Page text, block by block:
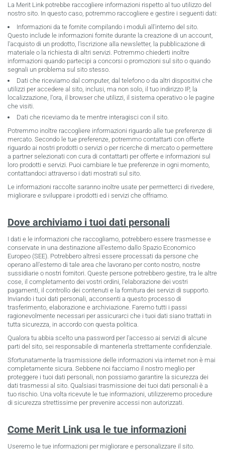
La Merit Link potrebbe raccogliere informazioni rispetto al tuo utilizzo del
nostro sito. In questo caso, potremmo raccogliere e gestire i seguenti dati:
Informazioni da te fornite compilando i moduli all'interno del sito.
Questo include le informazioni fornite durante la creazione di un account,
l'acquisto di un prodotto, l'iscrizione alla newsletter, la pubblicazione di
materiale o la richiesta di altri servizi. Potremmo chiederti inoltre
informazioni quando partecipi a concorsi o promozioni sul sito o quando
segnali un problema sul sito stesso.
Dati che riceviamo dal computer, dal telefono o da altri dispositivi che
utilizzi per accedere al sito, inclusi, ma non solo, il tuo indirizzo IP, la
localizzazione, l'ora, il browser che utilizzi, il sistema operativo o le pagine
che visiti.
Dati che riceviamo da te mentre interagisci con il sito.
Potremmo inoltre raccogliere informazioni riguardo alle tue preferenze di
mercato. Secondo le tue preferenze, potremmo contattarti con offerte
riguardo ai nostri prodotti o servizi o per ricerche di mercato o permettere
a partner selezionati con cura di contattarti per offerte e informazioni sul
loro prodotti e servizi. Puoi cambiare le tue preferenze in ogni momento,
contattandoci attraverso i dati mostrati sul sito.
Le informazioni raccolte saranno inoltre usate per permetterci di rivedere,
migliorare e sviluppare i prodotti ed i servizi che offriamo.
Dove archiviamo i tuoi dati personali
I dati e le informazioni che raccogliamo, potrebbero essere trasmesse e
conservate in una destinazione all'esterno dallo Spazio Economico
Europeo (SEE). Potrebbero altresì essere processati da persone che
operano all'esterno di tale area che lavorano per conto nostro, nostre
sussidiarie o nostri fornitori. Queste persone potrebbero gestire, tra le altre
cose, il completamento dei vostri ordini, l'elaborazione dei vostri
pagamenti, il controllo dei contenuti e la fornitura dei servizi di supporto.
Inviando i tuoi dati personali, acconsenti a questo processo di
trasferimento, elaborazione e archiviazione. Faremo tutti i passi
ragionevolmente necessari per assicurarci che i tuoi dati siano trattati in
tutta sicurezza, in accordo con questa politica.
Qualora tu abbia scelto una password per l'accesso ai servizi di alcune
parti del sito, sei responsabile di mantenerla strettamente confidenziale.
Sfortunatamente la trasmissione delle informazioni via internet non è mai
completamente sicura. Sebbene noi facciamo il nostro meglio per
proteggere i tuoi dati personali, non possiamo garantire la sicurezza dei
dati trasmessi al sito. Qualsiasi trasmissione dei tuoi dati personali è a
tuo rischio. Una volta ricevute le tue informazioni, utilizzeremo procedure
di sicurezza strettissime per prevenire accessi non autorizzati.
Come Merit Link usa le tue informazioni
Useremo le tue informazioni per migliorare e personalizzare il sito.